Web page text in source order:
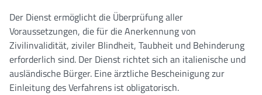
Der Dienst ermöglicht die Überprüfung aller
Voraussetzungen, die für die Anerkennung von
Zivilinvalidität, ziviler Blindheit, Taubheit und Behinderung
erforderlich sind. Der Dienst richtet sich an italienische und
ausländische Bürger. Eine ärztliche Bescheinigung zur
Einleitung des Verfahrens ist obligatorisch.